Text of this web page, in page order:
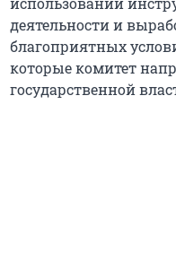
деятельности и
благоприятных
которые комитет
государственной